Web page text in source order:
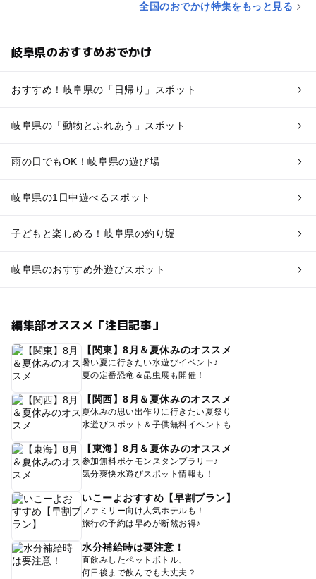
全国のおでかけ特集をもっと見る
岐阜県のおすすめおでかけ
おすすめ！岐阜県の「日帰り」スポット
岐阜県の「動物とふれあう」スポット
雨の日でもOK！岐阜県の遊び場
岐阜県の1日中遊べるスポット
子どもと楽しめる！岐阜県の釣り堀
岐阜県のおすすめ外遊びスポット
編集部オススメ「注目記事」
【関東】8月＆夏休みのオススメ
暑い夏に行きたい水遊びイベント♪
夏の定番恐竜＆昆虫展も開催！
【関西】8月＆夏休みのオススメ
夏休みの思い出作りに行きたい夏祭り
水遊びスポット＆子供無料イベントも
【東海】8月＆夏休みのオススメ
参加無料ポケモンスタンプラリー♪
気分爽快水遊びスポット情報も！
いこーよおすすめ【早割プラン】
ファミリー向け人気ホテルも！
旅行の予約は早めが断然お得♪
水分補給時は要注意！
直飲みしたペットボトル、
何日後まで飲んでも大丈夫？